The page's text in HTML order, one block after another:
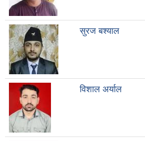
सुरज बश्याल
विशाल अर्याल